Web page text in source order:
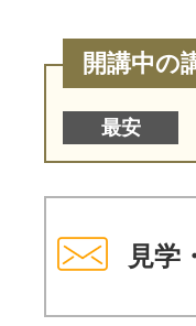
開講中の
最安
見学